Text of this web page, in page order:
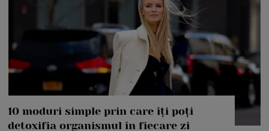
10 moduri simple prin care îți poți
detoxifia organismul în fiecare zi